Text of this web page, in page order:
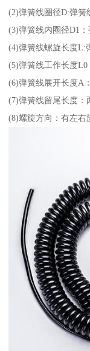
(2)弹簧线圈径D:弹簧
(3)弹簧线内圈径D1
(4)弹簧线螺旋长度L:
(5)弹簧线工作长度
(6)弹簧线展开长度A
(7)弹簧线留尾长度：
(8)螺旋方向：有左右